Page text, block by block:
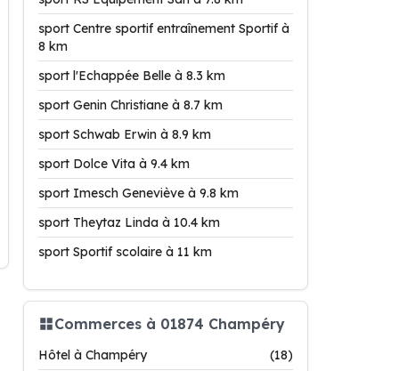
sport Centre sportif entraînement Sportif à
8 km
sport l'Echappée Belle à 8.3 km
sport Genin Christiane à 8.7 km
sport Schwab Erwin à 8.9 km
sport Dolce Vita à 9.4 km
sport Imesch Geneviève à 9.8 km
sport Theytaz Linda à 10.4 km
sport Sportif scolaire à 11 km
Commerces à 01874 Champéry
Hôtel à Champéry
(18)